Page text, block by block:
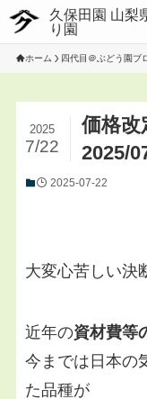
ホーム 四代目＠ぶどう園ブ
価格
2025/
2025
7/22
2025-07-22
大変心苦しい決
近年の資材費等
今までは日本の
た品種が